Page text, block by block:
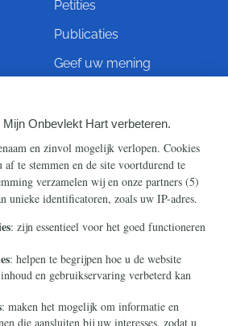
Petities
Publicaties
Geef uw mening
Info
Contact
Ontvang onze Telegram-
berichten